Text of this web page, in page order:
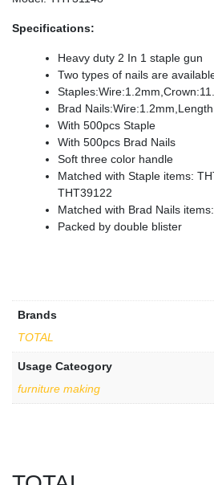
Specifications:
Heavy duty 2 In 1 staple gun
Two types of nails are
Brad
With 500pcs Staple
With 500pcs Brad Nails
Soft three color handle
Matched with Staple items:
THT39122
Matched with Brad Nails
Packed by double blister
Brands
TOTAL
Usage Cateogory
furniture making